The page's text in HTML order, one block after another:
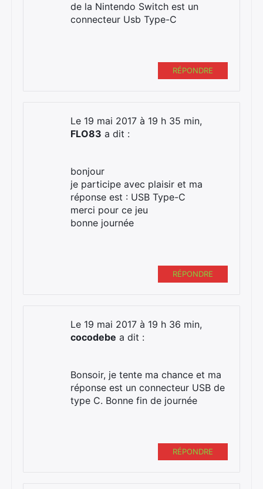
de la Nintendo Switch est un
connecteur Usb Type-C
RÉPONDRE
Le 19 mai 2017 à 19 h 35 min,
FLO83 a dit :
bonjour
je participe avec plaisir et ma
réponse est : USB Type-C
merci pour ce jeu
bonne journée
RÉPONDRE
Le 19 mai 2017 à 19 h 36 min,
cocodebe a dit :
Bonsoir, je tente ma chance et ma
réponse est un connecteur USB de
type C. Bonne fin de journée
RÉPONDRE